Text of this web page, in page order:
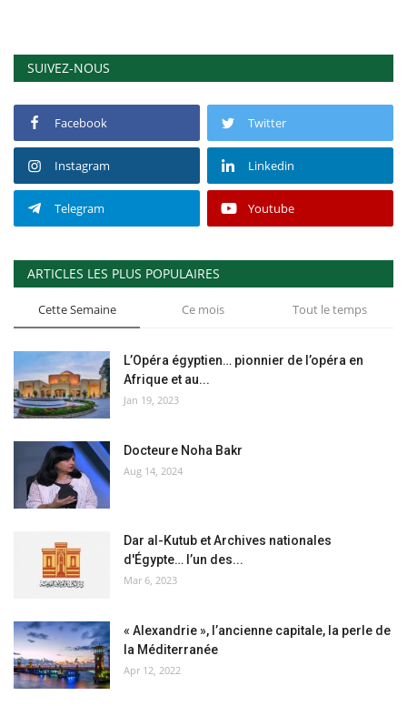
SUIVEZ-NOUS
Facebook Twitter
Instagram Linkedin
Telegram Youtube
ARTICLES LES PLUS POPULAIRES
Cette Semaine Ce mois Tout le temps
L’Opéra égyptien… pionnier de l’opéra en
Afrique et au...
Jan 19, 2023
Docteure Noha Bakr
Aug 14, 2024
Dar al-Kutub et Archives nationales
d'Égypte… l’un des...
Mar 6, 2023
« Alexandrie », l’ancienne capitale, la perle de
la Méditerranée
Apr 12, 2022